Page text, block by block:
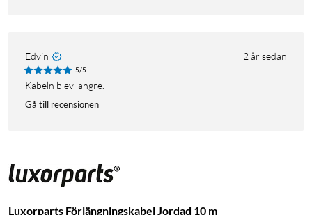
Edvin 2 år sedan
5/5
Kabeln blev längre.
Gå till recensionen
Luxorparts Förlängningskabel Jordad 10 m